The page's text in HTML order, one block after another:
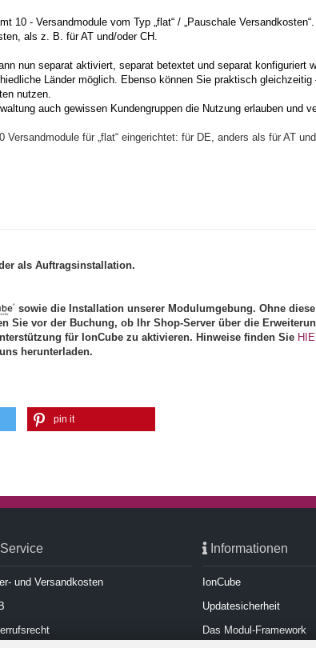
10 - Versandmodule vom Typ „flat“ / „Pauschale Versandkosten“.
als z. B. für AT und/oder CH.
nun separat aktiviert, separat betextet und separat konfiguriert
Länder möglich. Ebenso können Sie praktisch gleichzeitig
nutzen.
auch gewissen Kundengruppen die Nutzung erlauben und
für „flat“ eingerichtet: für DE, anders als für AT
als Auftragsinstallation.
sowie die Installation unserer Modulumgebung. Ohne diese
Sie vor der Buchung, ob Ihr Shop-Server über die
für IonCube zu aktivieren. Hinweise finden Sie
herunterladen.
pin it
und Versandkosten
Informationen
IonCube
Updatesicherheit
Das Modul-Framework